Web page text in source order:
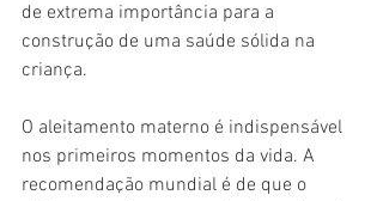
de extrema importância para a
construção de uma saúde sólida na
criança.
O aleitamento materno é indispensável
nos primeiros momentos da vida. A
recomendação mundial é de que o